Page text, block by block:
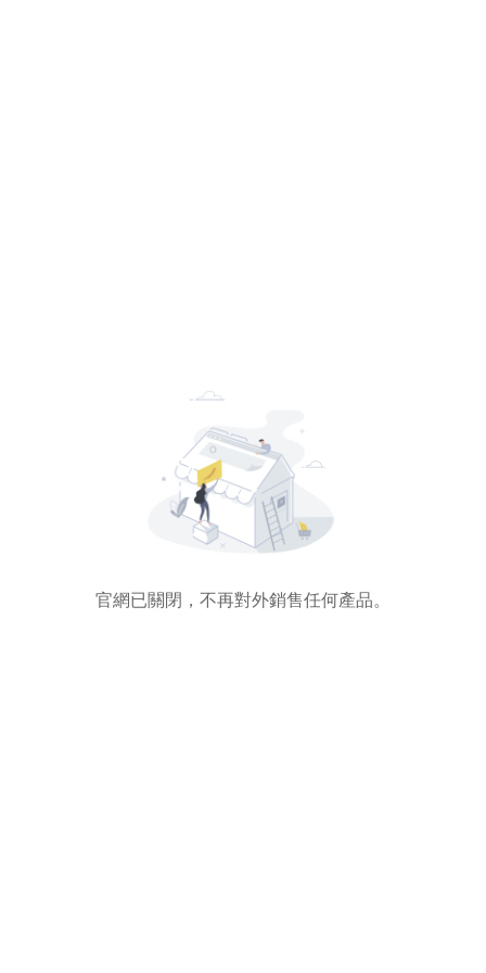
官網已關閉，不再對外銷售任何產品。